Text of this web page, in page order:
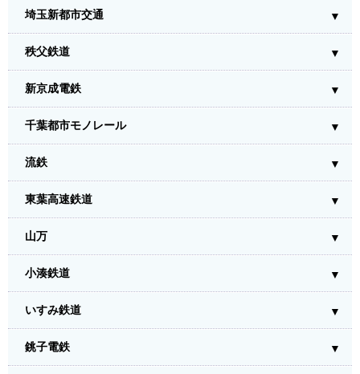
埼玉新都市交通
秩父鉄道
新京成電鉄
千葉都市モノレール
流鉄
東葉高速鉄道
山万
小湊鉄道
いすみ鉄道
銚子電鉄